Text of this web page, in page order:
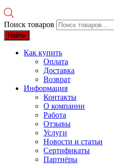
Поиск товаров
Найти
Как купить
Оплата
Доставка
Возврат
Информация
Контакты
О компании
Работа
Отзывы
Услуги
Новости и статьи
Сертификаты
Партнёры